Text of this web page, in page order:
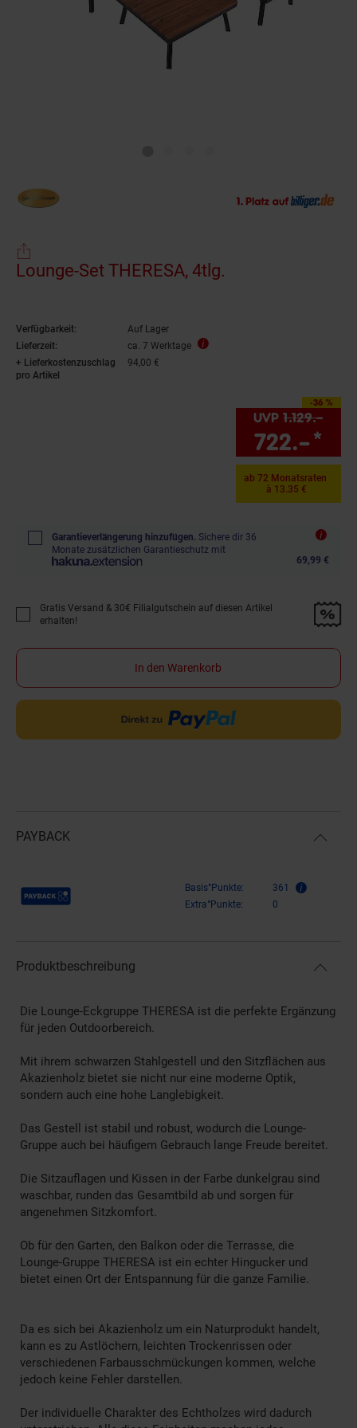
Lounge-Set THERESA, 4tlg.
Verfügbarkeit:
Auf Lager
Lieferzeit:
ca. 7 Werktage
+ Lieferkostenzuschlag
pro Artikel
94,00 €
-36 %
Sie Sparen 36 Prozent,
UVP1.129.–UVP
722.–*
ab 72 Monatsraten
à 13.35 €
Garantieverlängerung hinzufügen. Sichere dir 36
Monate zusätzlichen Garantieschutz mit
69,99 €
Promotion "Gratis Versand &amp; 30€ Filialgutschein auf diesen Artikel
Gratis Versand & 30€ Filialgutschein auf diesen Artikel
erhalten!
In den Warenkorb
PAYBACK
Payback Punkte Basis°Punkte:
361
Extra°Punkte:
0
Produktbeschreibung
Die Lounge-Eckgruppe THERESA ist die perfekte Ergänzung
für jeden Outdoorbereich.
Mit ihrem schwarzen Stahlgestell und den Sitzflächen aus
Akazienholz bietet sie nicht nur eine moderne Optik,
sondern auch eine hohe Langlebigkeit.
Das Gestell ist stabil und robust, wodurch die Lounge-
Gruppe auch bei häufigem Gebrauch lange Freude bereitet.
Die Sitzauflagen und Kissen in der Farbe dunkelgrau sind
waschbar, runden das Gesamtbild ab und sorgen für
angenehmen Sitzkomfort.
Ob für den Garten, den Balkon oder die Terrasse, die
Lounge-Gruppe THERESA ist ein echter Hingucker und
bietet einen Ort der Entspannung für die ganze Familie.
Da es sich bei Akazienholz um ein Naturprodukt handelt,
kann es zu Astlöchern, leichten Trockenrissen oder
verschiedenen Farbausschmückungen kommen, welche
jedoch keine Fehler darstellen.
Der individuelle Charakter des Echtholzes wird dadurch